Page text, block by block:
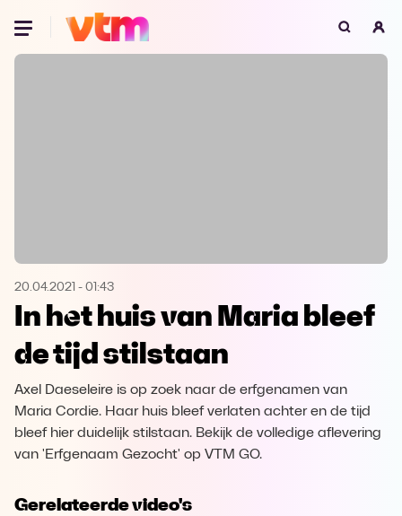
Oeps, browser niet ondersteund
Microsoft Edge Download
Opera
20.04.2021 - 01:43
In het huis van Maria bleef
de tijd stilstaan
Axel Daeseleire is op zoek naar de erfgenamen van
Maria Cordie. Haar huis bleef verlaten achter en de tijd
bleef hier duidelijk stilstaan. Bekijk de volledige aflevering
van 'Erfgenaam Gezocht' op VTM GO.
Gerelateerde video's